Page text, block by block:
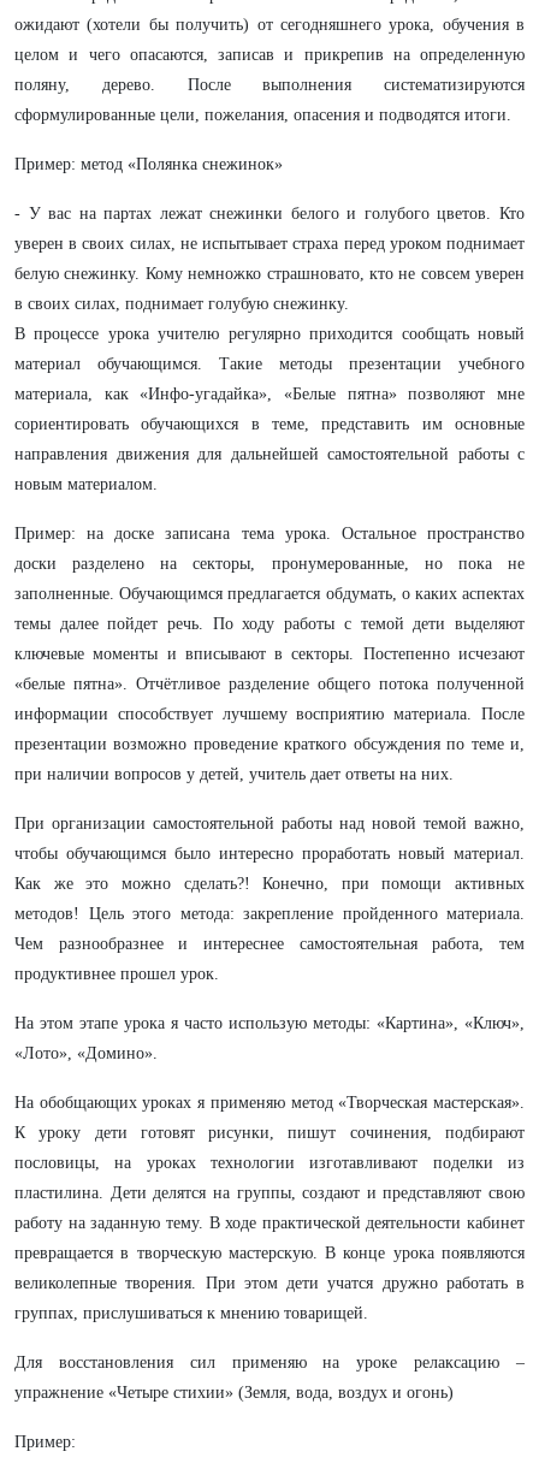
ожидают (хотели бы получить) от сегодняшнего урока, обучения в
целом и чего опасаются, записав и прикрепив на определенную
поляну, дерево. После выполнения систематизируются
сформулированные цели, пожелания, опасения и подводятся итоги.
Пример: метод «Полянка снежинок»
- У вас на партах лежат снежинки белого и голубого цветов. Кто
уверен в своих силах, не испытывает страха перед уроком поднимает
белую снежинку. Кому немножко страшновато, кто не совсем уверен
в своих силах, поднимает голубую снежинку.
В процессе урока учителю регулярно приходится сообщать новый
материал обучающимся. Такие методы презентации учебного
материала, как «Инфо-угадайка», «Белые пятна» позволяют мне
сориентировать обучающихся в теме, представить им основные
направления движения для дальнейшей самостоятельной работы с
новым материалом.
Пример: на доске записана тема урока. Остальное пространство
доски разделено на секторы, пронумерованные, но пока не
заполненные. Обучающимся предлагается обдумать, о каких аспектах
темы далее пойдет речь. По ходу работы с темой дети выделяют
ключевые моменты и вписывают в секторы. Постепенно исчезают
«белые пятна». Отчётливое разделение общего потока полученной
информации способствует лучшему восприятию материала. После
презентации возможно проведение краткого обсуждения по теме и,
при наличии вопросов у детей, учитель дает ответы на них.
При организации самостоятельной работы над новой темой важно,
чтобы обучающимся было интересно проработать новый материал.
Как же это можно сделать?! Конечно, при помощи активных
методов! Цель этого метода: закрепление пройденного материала.
Чем разнообразнее и интереснее самостоятельная работа, тем
продуктивнее прошел урок.
На этом этапе урока я часто использую методы: «Картина», «Ключ»,
«Лото», «Домино».
На обобщающих уроках я применяю метод «Творческая мастерская».
К уроку дети готовят рисунки, пишут сочинения, подбирают
пословицы, на уроках технологии изготавливают поделки из
пластилина. Дети делятся на группы, создают и представляют свою
работу на заданную тему. В ходе практической деятельности кабинет
превращается в творческую мастерскую. В конце урока появляются
великолепные творения. При этом дети учатся дружно работать в
группах, прислушиваться к мнению товарищей.
Для восстановления сил применяю на уроке релаксацию –
упражнение «Четыре стихии» (Земля, вода, воздух и огонь)
Пример: